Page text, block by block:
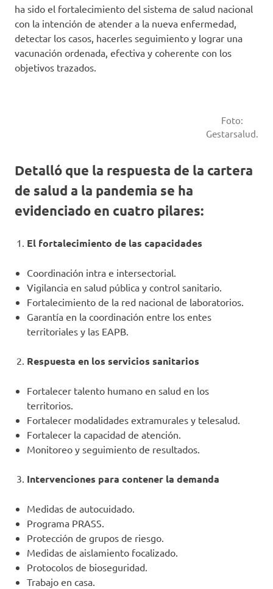
ha sido el fortalecimiento del sistema de salud nacional
con la intención de atender a la nueva enfermedad,
detectar los casos, hacerles seguimiento y lograr una
vacunación ordenada, efectiva y coherente con los
objetivos trazados.
Foto:
Gestarsalud.
Detalló que la respuesta de la cartera
de salud a la pandemia se ha
evidenciado en cuatro pilares:
El fortalecimiento de las capacidades
Coordinación intra e intersectorial.
Vigilancia en salud pública y control sanitario.
Fortalecimiento de la red nacional de laboratorios.
Garantía en la coordinación entre los entes
territoriales y las EAPB.
Respuesta en los servicios sanitarios
Fortalecer talento humano en salud en los
territorios.
Fortalecer modalidades extramurales y telesalud.
Fortalecer la capacidad de atención.
Monitoreo y seguimiento de resultados.
Intervenciones para contener la demanda
Medidas de autocuidado.
Programa PRASS.
Protección de grupos de riesgo.
Medidas de aislamiento focalizado.
Protocolos de bioseguridad.
Trabajo en casa.